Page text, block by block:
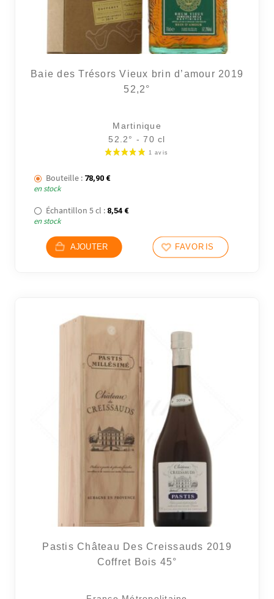
Baie des Trésors Vieux brin d’amour 2019
52,2°
Martinique
52.2° - 70 cl
Bouteille : 78,90 €
en stock
Échantillon 5 cl : 8,54 €
en stock
AJOUTER FAVORIS
Pastis Château Des Creissauds 2019
Coffret Bois 45°